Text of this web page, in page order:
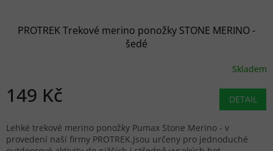
PROTREK Trekové merino ponožky STONE MERINO -
šedé
Skladem
149 Kč DETAIL
Lehké trekové merino ponožky Pumax Stone Merino - v
provedení naší firmy PROTREK.Jsou určeny pro jednoduché